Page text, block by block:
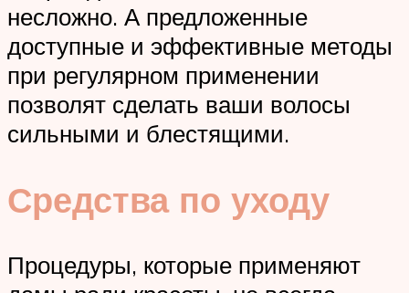
несложно. А предложенные
доступные и эффективные методы
при регулярном применении
позволят сделать ваши волосы
сильными и блестящими.
Средства по уходу
Процедуры, которые применяют